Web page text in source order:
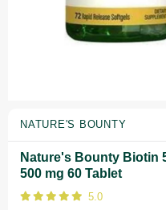
NATURE'S BOUNTY
Nature's Bounty Biotin
500 mg 60 Tablet
5.0